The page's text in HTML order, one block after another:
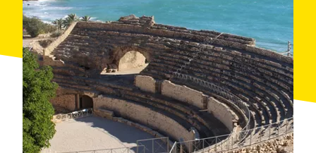
servei delloguer d'embarcacions 442 amarratges
A menys de dos quilòmetres de la Savinosa es poden
visitar dos vestigis emblemàtics del passat romà de
Tarragona: elportal de Sant Antoni, l'única porta
original de l'antiga muralla romana que es conserva, i
laplaça del Fòrum, nucli administratiu de l'època.